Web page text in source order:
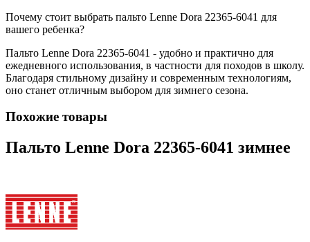
Почему стоит выбрать пальто Lenne Dora 22365-6041 для
вашего ребенка?
Пальто Lenne Dora 22365-6041 - удобно и практично для
ежедневного использования, в частности для походов в школу.
Благодаря стильному дизайну и современным технологиям,
оно станет отличным выбором для зимнего сезона.
Похожие товары
Пальто Lenne Dora 22365-6041 зимнее